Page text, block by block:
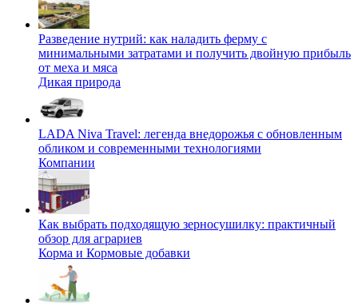
Разведение нутрий: как наладить ферму с
минимальными затратами и получить двойную прибыль
от меха и мяса
Дикая природа
LADA Niva Travel: легенда внедорожья с обновленным
обликом и современными технологиями
Компании
Как выбрать подходящую зерносушилку: практичный
обзор для аграриев
Корма и Кормовые добавки